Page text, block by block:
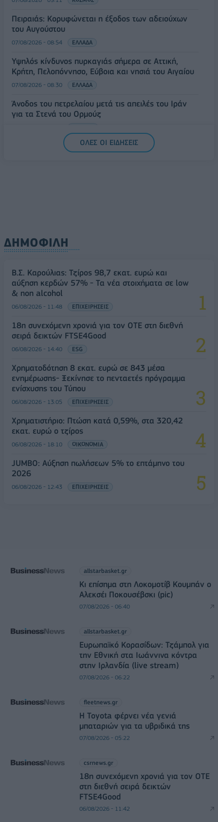
Πειραιάς: Κορυφώνεται η έξοδος των αδειούχων
του Αυγούστου
07/08/2026 - 08:54 ΕΛΛΑΔΑ
Υψηλός κίνδυνος πυρκαγιάς σήμερα σε Αττική,
Κρήτη, Πελοπόννησο, Εύβοια και νησιά του Αιγαίου
07/08/2026 - 08:30 ΕΛΛΑΔΑ
Άνοδος του πετρελαίου μετά τις απειλές του Ιράν
για τα Στενά του Ορμούζ
ΟΛΕΣ ΟΙ ΕΙΔΗΣΕΙΣ
ΔΗΜΟΦΙΛΗ
Β.Σ. Καρούλιας: Τζίρος 98,7 εκατ. ευρώ και
αύξηση κερδών 57% - Τα νέα στοιχήματα σε low
& non alcohol
06/08/2026 - 11:48 ΕΠΙΧΕΙΡΗΣΕΙΣ
18η συνεχόμενη χρονιά για τον ΟΤΕ στη διεθνή
σειρά δεικτών FTSE4Good
06/08/2026 - 14:40 ESG
Χρηματοδότηση 8 εκατ. ευρώ σε 843 μέσα
ενημέρωσης- Ξεκίνησε το πενταετές πρόγραμμα
ενίσχυσης του Τύπου
06/08/2026 - 13:05 ΕΠΙΧΕΙΡΗΣΕΙΣ
Χρηματιστήριο: Πτώση κατά 0,59%, στα 320,42
εκατ. ευρώ ο τζίρος
06/08/2026 - 18:10 ΟΙΚΟΝΟΜΙΑ
JUMBO: Αύξηση πωλήσεων 5% το επτάμηνο του
2026
06/08/2026 - 12:43 ΕΠΙΧΕΙΡΗΣΕΙΣ
allstarbasket.gr
Κι επίσημα στη Λοκομοτίβ Κουμπάν ο
Αλεκσέι Ποκουσέβσκι (pic)
07/08/2026 - 06:40
allstarbasket.gr
Ευρωπαϊκό Κορασίδων: Τζάμπολ για
την Εθνική στα Ιωάννινα κόντρα
στην Ιρλανδία (live stream)
07/08/2026 - 06:22
fleetnews.gr
Η Toyota φέρνει νέα γενιά
μπαταριών για τα υβριδικά της
07/08/2026 - 05:22
csrnews.gr
18η συνεχόμενη χρονιά για τον ΟΤΕ
στη διεθνή σειρά δεικτών
FTSE4Good
06/08/2026 - 11:42